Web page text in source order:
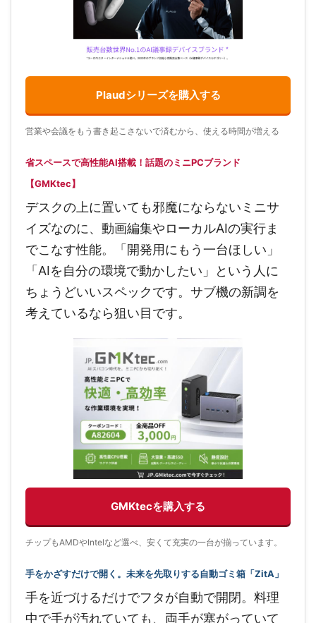
Plaudシリーズを購入する
営業や会議をもう書き起こさないで済むから、使える時間が増える
省スペースで高性能AI搭載！話題のミニPCブランド
【GMKtec】
デスクの上に置いても邪魔にならないミニサ
イズなのに、動画編集やローカルAIの実行ま
でこなす性能。「開発用にもう一台ほしい」
「AIを自分の環境で動かしたい」という人に
ちょうどいいスペックです。サブ機の新調を
考えているなら狙い目です。
GMKtecを購入する
チップもAMDやIntelなど選べ、安くて充実の一台が揃っています。
手をかざすだけで開く。未来を先取りする自動ゴミ箱「ZitA」
手を近づけるだけでフタが自動で開閉。料理
中で手が汚れていても、両手が塞がっていて